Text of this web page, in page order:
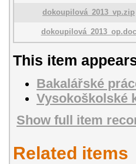
dokoupilová_2013_vp.zip
dokoupilová_2013_op.doc
This item
Bakalářské
Vysokoškolské
Show full item
Related items